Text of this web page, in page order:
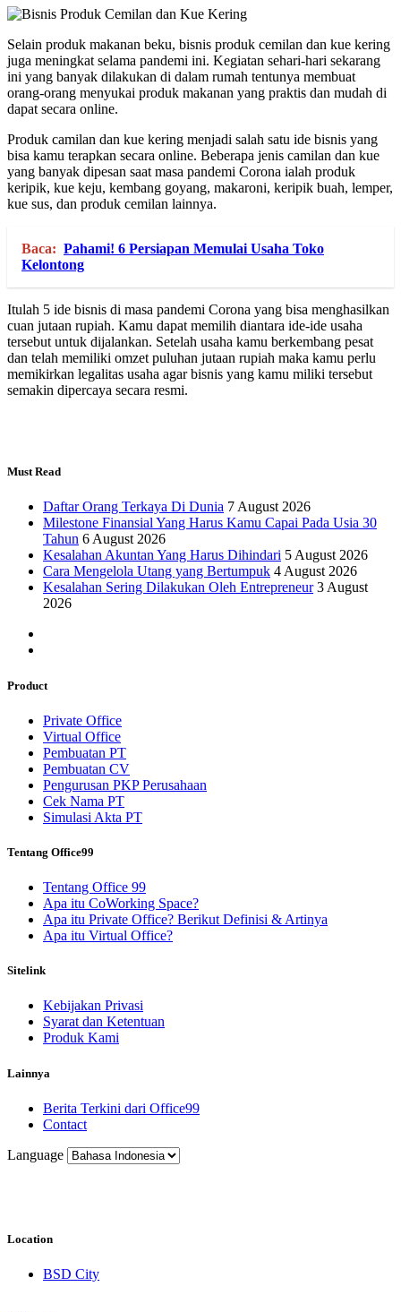
Selain produk makanan beku, bisnis produk cemilan dan kue kering
juga meningkat selama pandemi ini. Kegiatan sehari-hari sekarang
ini yang banyak dilakukan di dalam rumah tentunya membuat
orang-orang menyukai produk makanan yang praktis dan mudah di
dapat secara online.
Produk camilan dan kue kering menjadi salah satu ide bisnis yang
bisa kamu terapkan secara online. Beberapa jenis camilan dan kue
yang banyak dipesan saat masa pandemi Corona ialah produk
keripik, kue keju, kembang goyang, makaroni, keripik buah, lemper,
kue sus, dan produk cemilan lainnya.
Baca: Pahami! 6 Persiapan Memulai Usaha Toko
Kelontong
Itulah 5 ide bisnis di masa pandemi Corona yang bisa menghasilkan
cuan jutaan rupiah. Kamu dapat memilih diantara ide-ide usaha
tersebut untuk dijalankan. Setelah usaha kamu berkembang pesat
dan telah memiliki omzet puluhan jutaan rupiah maka kamu perlu
memikirkan legalitas usaha agar bisnis yang kamu miliki tersebut
semakin dipercaya secara resmi.
Must Read
Daftar Orang Terkaya Di Dunia 7 August 2026
Milestone Finansial Yang Harus Kamu Capai Pada Usia 30
Tahun 6 August 2026
Kesalahan Akuntan Yang Harus Dihindari 5 August 2026
Cara Mengelola Utang yang Bertumpuk 4 August 2026
Kesalahan Sering Dilakukan Oleh Entrepreneur 3 August
2026
Product
Private Office
Virtual Office
Pembuatan PT
Pembuatan CV
Pengurusan PKP Perusahaan
Cek Nama PT
Simulasi Akta PT
Tentang Office99
Tentang Office 99
Apa itu CoWorking Space?
Apa itu Private Office? Berikut Definisi & Artinya
Apa itu Virtual Office?
Sitelink
Kebijakan Privasi
Syarat dan Ketentuan
Produk Kami
Lainnya
Berita Terkini dari Office99
Contact
Language
Location
BSD City